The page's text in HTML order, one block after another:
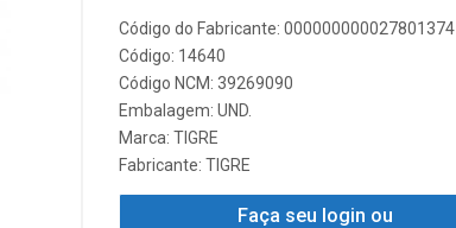
Código do Fabricante: 000000000027801374
Código: 14640
Código NCM: 39269090
Embalagem: UND.
Marca: TIGRE
Fabricante: TIGRE
Faça seu login ou